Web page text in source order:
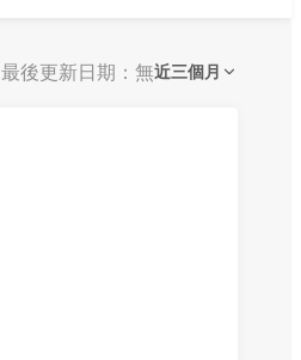
最後更新日期：無近三個月